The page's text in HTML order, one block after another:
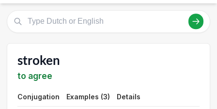
stroken
to agree
Conjugation Examples (3) Details